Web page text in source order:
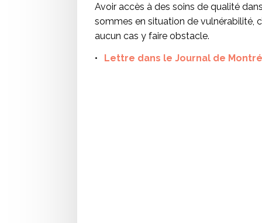
Avoir accès à des soins de qualité
sommes en situation de vulnérabilité,
aucun cas y faire obstacle.
Lettre dans le Journal de